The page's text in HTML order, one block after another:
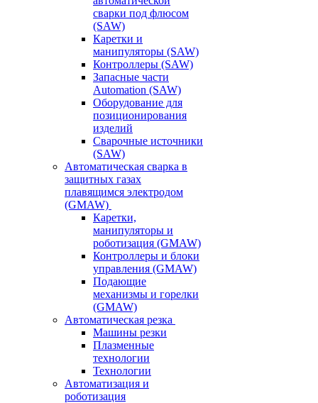
сварки под флюсом
(SAW)
Каретки и
манипуляторы (SAW)
Контроллеры (SAW)
Запасные части
Automation (SAW)
Оборудование для
позиционирования
изделий
Сварочные источники
(SAW)
Автоматическая сварка в
защитных газах
плавящимся электродом
(GMAW)
Каретки,
манипуляторы и
роботизация (GMAW)
Контроллеры и блоки
управления (GMAW)
Подающие
механизмы и горелки
(GMAW)
Автоматическая резка
Машины резки
Плазменные
технологии
Технологии
Автоматизация и
роботизация